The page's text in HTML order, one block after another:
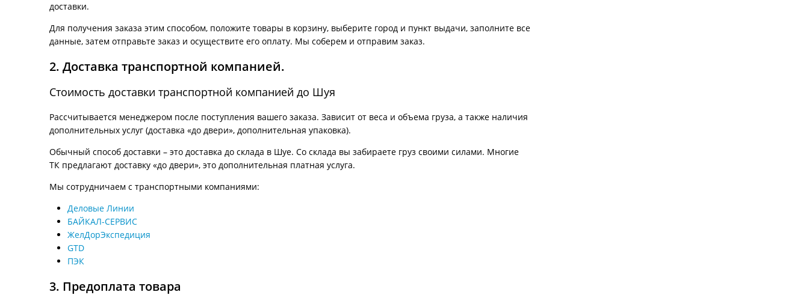
доставки.
Для получения заказа этим способом, положите товары в корзину, выберите город и пункт выдачи, заполните все
данные, затем отправьте заказ и осуществите его оплату. Мы соберем и отправим заказ.
2. Доставка транспортной компанией.
Стоимость доставки транспортной компанией до Шуя
Рассчитывается менеджером после поступления вашего заказа. Зависит от веса и объема груза, а также наличия
дополнительных услуг (доставка «до двери», дополнительная упаковка).
Обычный способ доставки – это доставка до склада в Шуе. Со склада вы забираете груз своими силами. Многие
ТК предлагают доставку «до двери», это дополнительная платная услуга.
Мы сотрудничаем с транспортными компаниями:
Деловые Линии
БАЙКАЛ-СЕРВИС
ЖелДорЭкспедиция
GTD
ПЭК
3. Предоплата товара